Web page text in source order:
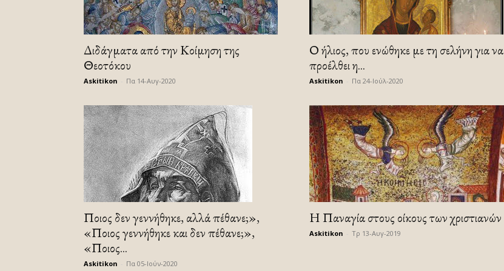
Διδάγματα από την Κοίμηση της
Θεοτόκου
Askitikon Πα 14-Αυγ-2020
Ο ήλιος, που ενώθηκε με τη σελήνη για να
προέλθει η...
Askitikon Πα 24-Ιούλ-2020
Ποιος δεν γεννήθηκε, αλλά πέθανε;»,
«Ποιος γεννήθηκε και δεν πέθανε;»,
«Ποιος...
Askitikon Πα 05-Ιούν-2020
Η Παναγία στους οίκους των χριστιανών
Askitikon Τρ 13-Αυγ-2019